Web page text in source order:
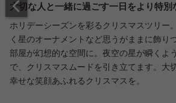
大切な人と一緒に過ごす一日をより特別
ホリデーシーズンを彩るクリスマスツリー
く星のオーナメントなど思うがままに飾り
部屋が幻想的な空間に。夜空の星が瞬くよ
で、クリスマスムードを引き立てます。大
幸せな笑顔あふれるクリスマスを。